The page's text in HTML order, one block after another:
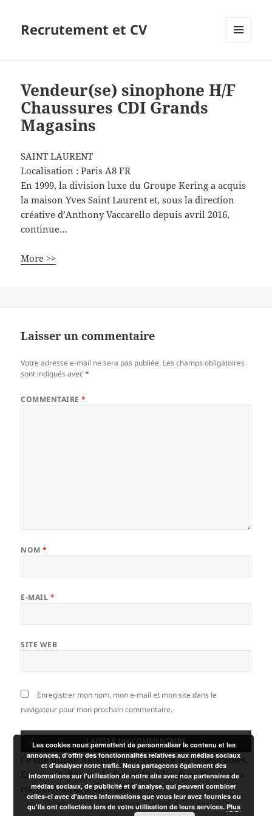
Recrutement et CV
Vendeur(se) sinophone H/F
Chaussures CDI Grands
Magasins
SAINT LAURENT
Localisation :Paris A8 FR
En 1999, la division luxe du Groupe Kering a acquis
la maison Yves Saint Laurent et, sous la direction
créative d’Anthony Vaccarello depuis avril 2016,
continue…
More >>
Laisser un commentaire
Votre adresse e-mail ne sera pas publiée. Les champs obligatoires
sont indiqués avec*
COMMENTAIRE*
NOM*
E-MAIL *
SITE WEB
Enregistrer mon nom, mon e-mail et mon site dans le
navigateur pour mon prochain commentaire.
Ce site utilise Akismet pour réduire les indésirables.
En savoir plus sur la façon dont les données de vos
commentaires sont traitées.
Les cookies nous permettent de personnaliser le contenu et les
annonces, d'offrir des fonctionnalités relatives aux médias sociaux
et d'analyser notre trafic. Nous partageons également des
informations sur l'utilisation de notre site avec nos partenaires de
médias sociaux, de publicité et d'analyse, qui peuvent combiner
celles-ci avec d'autres informations que vous leur avez fournies ou
qu'ils ont collectées lors de votre utilisation de leurs services. Plus